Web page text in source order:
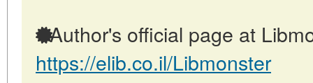
Author's official page at
https://elib.co.il/Libmonster